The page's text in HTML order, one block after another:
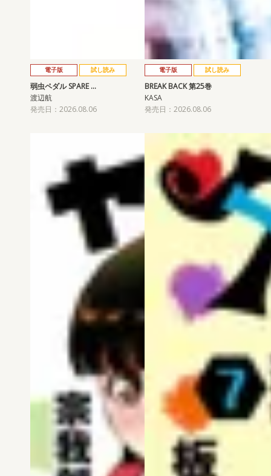
電子版 試し読み
弱虫ペダル SPARE …
渡辺航
発売日：2026.08.06
電子版 試し読み
BREAK BACK 第25巻
KASA
発売日：2026.08.06